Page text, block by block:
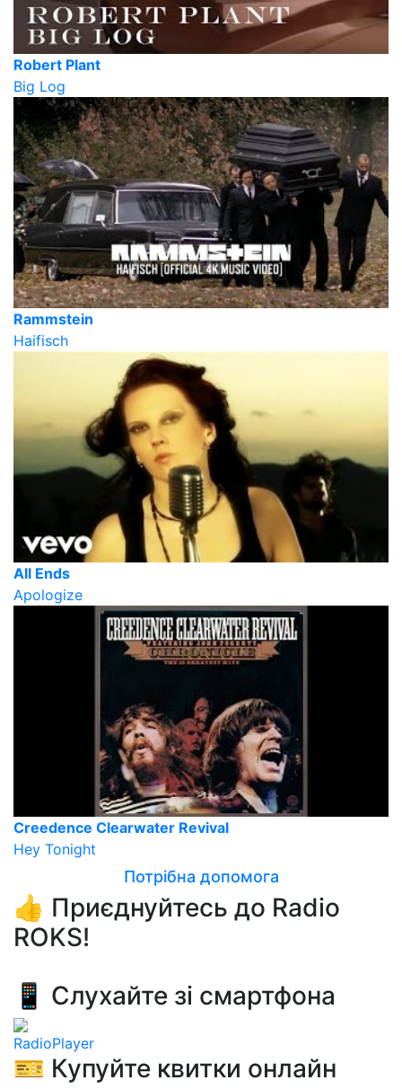
Robert Plant
Big Log
Rammstein
Haifisch
All Ends
Apologize
Creedence Clearwater Revival
Hey Tonight
Потрібна допомога
👍 Приєднуйтесь до Radio
ROKS!
📱 Слухайте зі смартфона
RadioPlayer
🎫 Купуйте квитки онлайн